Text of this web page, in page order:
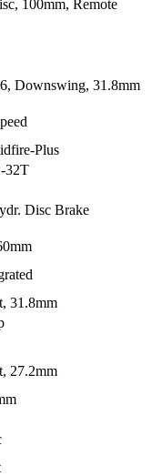
100mm, Remote
Downswing, 31.8mm
Plus
32T
Disc Brake
31.8mm
27.2mm